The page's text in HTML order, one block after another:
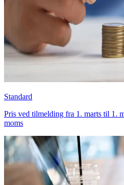
Standard
Pris ved tilmelding fra 1. marts til 1.
moms